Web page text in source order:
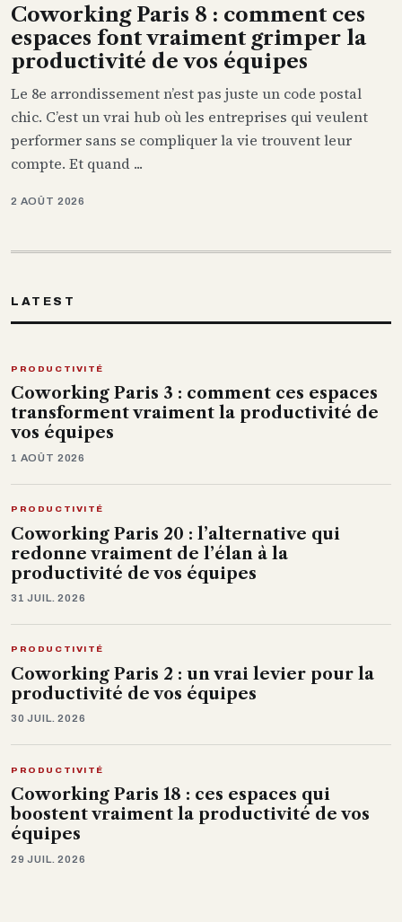
Coworking Paris 8 : comment ces
espaces font vraiment grimper la
productivité de vos équipes
Le 8e arrondissement n’est pas juste un code postal
chic. C’est un vrai hub où les entreprises qui veulent
performer sans se compliquer la vie trouvent leur
compte. Et quand ...
2 AOÛT 2026
LATEST
PRODUCTIVITÉ
Coworking Paris 3 : comment ces espaces
transforment vraiment la productivité de
vos équipes
1 AOÛT 2026
PRODUCTIVITÉ
Coworking Paris 20 : l’alternative qui
redonne vraiment de l’élan à la
productivité de vos équipes
31 JUIL. 2026
PRODUCTIVITÉ
Coworking Paris 2 : un vrai levier pour la
productivité de vos équipes
30 JUIL. 2026
PRODUCTIVITÉ
Coworking Paris 18 : ces espaces qui
boostent vraiment la productivité de vos
équipes
29 JUIL. 2026